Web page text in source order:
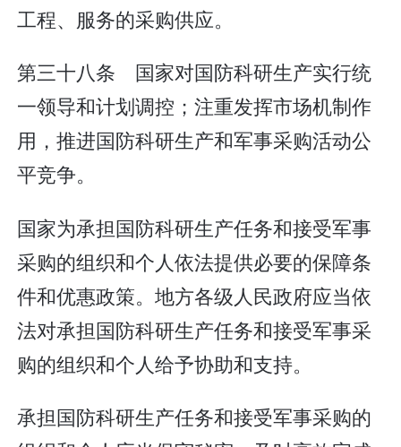
工程、服务的采购供应。
第三十八条 国家对国防科研生产实行统
一领导和计划调控；注重发挥市场机制作
用，推进国防科研生产和军事采购活动公
平竞争。
国家为承担国防科研生产任务和接受军事
采购的组织和个人依法提供必要的保障条
件和优惠政策。地方各级人民政府应当依
法对承担国防科研生产任务和接受军事采
购的组织和个人给予协助和支持。
承担国防科研生产任务和接受军事采购的